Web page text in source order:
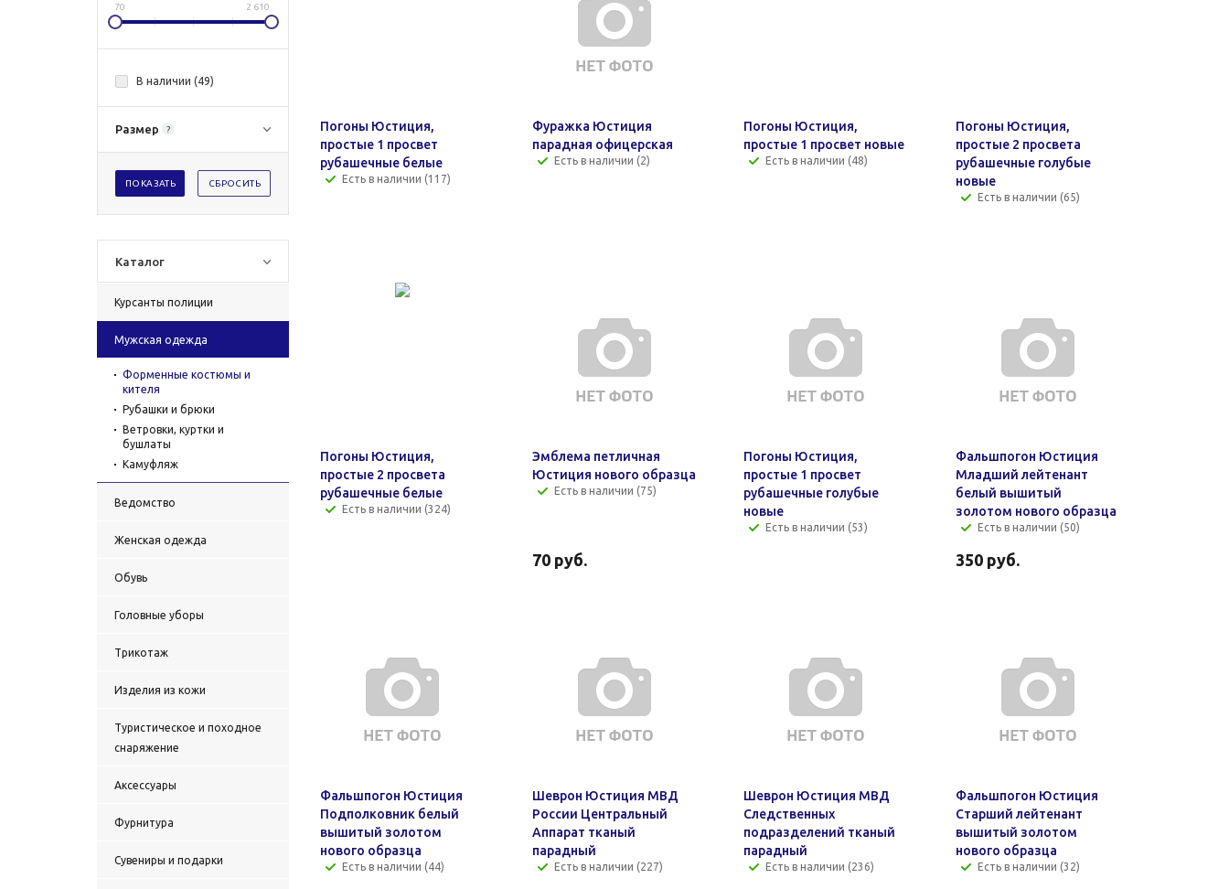
70 2 610
В наличии (49)
Размер ?
ПОКАЗАТЬ СБРОСИТЬ
Каталог
Курсанты полиции
Мужская одежда
Форменные костюмы и
кителя
Рубашки и брюки
Ветровки, куртки и
бушлаты
Камуфляж
Ведомство
Женская одежда
Обувь
Головные уборы
Трикотаж
Изделия из кожи
Туристическое и походное
снаряжение
Аксессуары
Фурнитура
Сувениры и подарки
Погоны Юстиция,
простые 1 просвет
рубашечные белые
Есть в наличии (117)
Фуражка Юстиция
парадная офицерская
Есть в наличии (2)
Погоны Юстиция,
простые 1 просвет новые
Есть в наличии (48)
Погоны Юстиция,
простые 2 просвета
рубашечные голубые
новые
Есть в наличии (65)
Погоны Юстиция,
простые 2 просвета
рубашечные белые
Есть в наличии (324)
Эмблема петличная
Юстиция нового образца
Есть в наличии (75)
70руб.
Погоны Юстиция,
простые 1 просвет
рубашечные голубые
новые
Есть в наличии (53)
Фальшпогон Юстиция
Младший лейтенант
белый вышитый
золотом нового образца
Есть в наличии (50)
350руб.
Фальшпогон Юстиция
Подполковник белый
вышитый золотом
нового образца
Есть в наличии (44)
Шеврон Юстиция МВД
России Центральный
Аппарат тканый
парадный
Есть в наличии (227)
Шеврон Юстиция МВД
Следственных
подразделений тканый
парадный
Есть в наличии (236)
Фальшпогон Юстиция
Старший лейтенант
вышитый золотом
нового образца
Есть в наличии (32)